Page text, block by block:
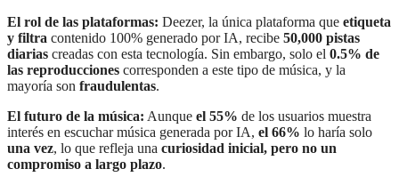
El rol de las plataformas: Deezer, la única plataforma que etiqueta
y filtra contenido 100% generado por IA, recibe 50,000 pistas
diarias creadas con esta tecnología. Sin embargo, solo el 0.5% de
las reproducciones corresponden a este tipo de música, y la
mayoría son fraudulentas.
El futuro de la música: Aunque el 55% de los usuarios muestra
interés en escuchar música generada por IA, el 66% lo haría solo
una vez, lo que refleja una curiosidad inicial, pero no un
compromiso a largo plazo.